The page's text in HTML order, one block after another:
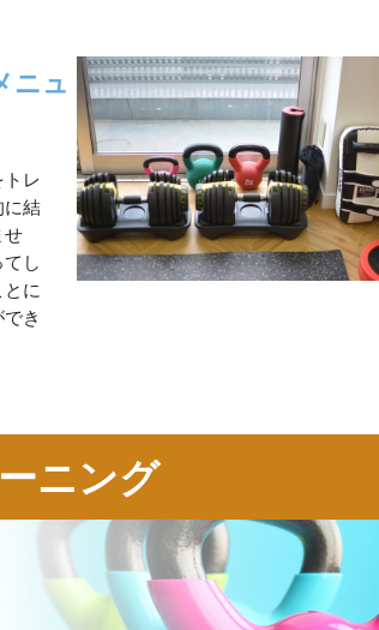
ニュ
レ
に結
せ
し
に
き
ニング